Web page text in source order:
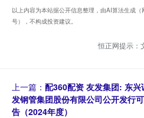
以上内容为本站据公开信息整理，由AI算法生成
号），不构成投资建议。
恒正网提示：
上一篇： 配360配资 友发集团: 东
发钢管集团股份有限公司公开发行
告（2024年度）